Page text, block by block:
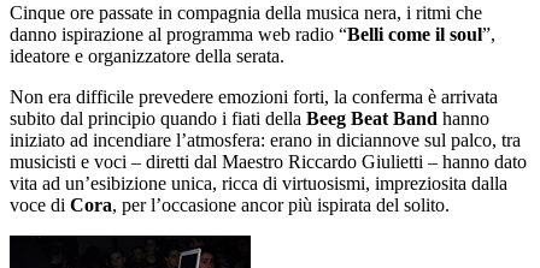
Cinque ore passate in compagnia della musica nera, i ritmi che
danno ispirazione al programma web radio “Belli come il soul”,
ideatore e organizzatore della serata.
Non era difficile prevedere emozioni forti, la conferma è arrivata
subito dal principio quando i fiati della Beeg Beat Band hanno
iniziato ad incendiare l’atmosfera: erano in diciannove sul palco, tra
musicisti e voci – diretti dal Maestro Riccardo Giulietti – hanno dato
vita ad un’esibizione unica, ricca di virtuosismi, impreziosita dalla
voce di Cora, per l’occasione ancor più ispirata del solito.